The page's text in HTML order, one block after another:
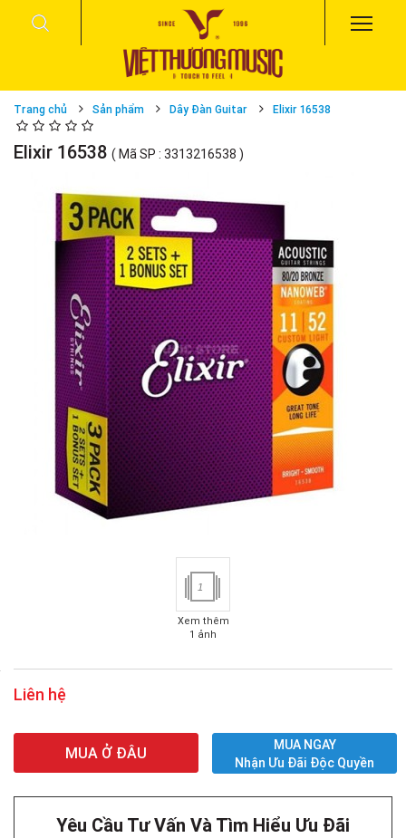
Trang chủ Sản phẩm Dây Đàn Guitar Elixir 16538
Elixir 16538 ( Mã SP : 3313216538 )
1
Xem thêm
1 ảnh
Liên hệ
MUA Ở ĐÂU
MUA NGAY
Nhận Ưu Đãi Độc Quyền
Yêu Cầu Tư Vấn Và Tìm Hiểu Ưu Đãi